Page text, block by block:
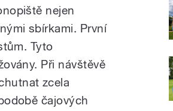
nejen
sbírkami. První
Tyto
Při návštěvě
zcela
čajových